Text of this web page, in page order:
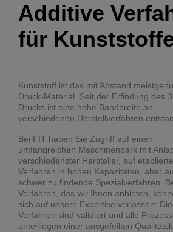
Additive
für
Kunststoff ist das mit Abstand
Druck-Material. Seit der Erfindung des
Drucks ist eine hohe Bandbreite an
verschiedenen Herstellverfahren
Bei FIT haben Sie Zugriff auf einen
umfangreichen Maschinenpark mit
verschiedenster Hersteller, auf etablierte
Verfahren in hohen Kapazitäten, aber
schwer zu findende Spezialverfahren.
Verfahren, das wir Ihnen anbieten,
sich auf unsere Expertise verlassen: Die
Verfahren sind validiert und alle
unterliegen einer ausgefeilten